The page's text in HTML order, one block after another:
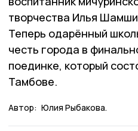
творчества Илья
Теперь одарённый
честь города в
поединке, который
Тамбове.
Автор: Юлия Рыбакова.